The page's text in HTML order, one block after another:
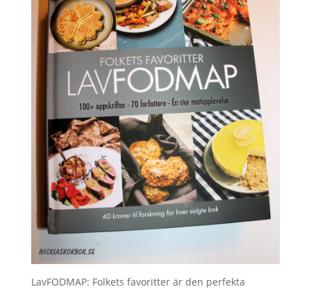
LavFODMAP: Folkets favoritter är den perfekta